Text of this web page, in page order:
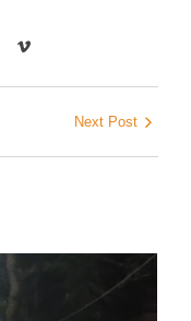
Next Post